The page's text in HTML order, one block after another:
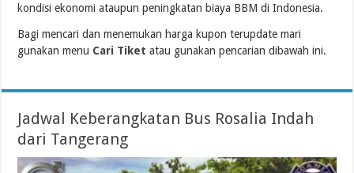
kondisi ekonomi ataupun peningkatan biaya BBM di Indonesia.
Bagi mencari dan menemukan harga kupon terupdate mari
gunakan menu Cari Tiket atau gunakan pencarian dibawah ini.
Jadwal Keberangkatan Bus Rosalia Indah
dari Tangerang